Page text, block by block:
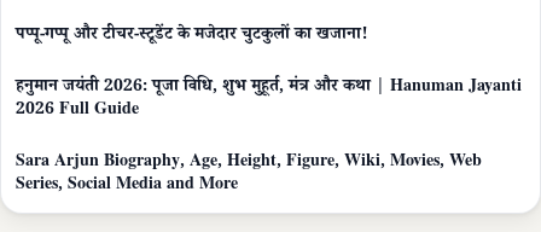
पप्पू-गप्पू और टीचर-स्टूडेंट के मजेदार चुटकुलों का खजाना!
हनुमान जयंती 2026: पूजा विधि, शुभ मुहूर्त, मंत्र और कथा | Hanuman Jayanti
2026 Full Guide
Sara Arjun Biography, Age, Height, Figure, Wiki, Movies, Web
Series, Social Media and More